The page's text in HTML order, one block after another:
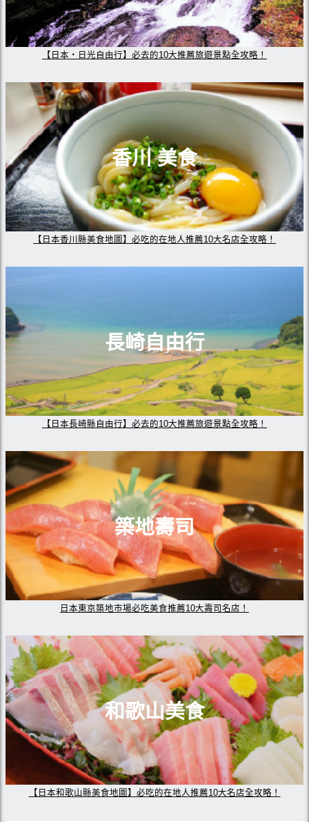
【日本・日光自由行】必去的10大推薦旅遊景點全攻略！
香川 美食
【日本香川縣美食地圖】必吃的在地人推薦10大名店全攻略！
長崎自由行
【日本長崎縣自由行】必去的10大推薦旅遊景點全攻略！
築地壽司
日本東京築地市場必吃美食推薦10大壽司名店！
和歌山美食
【日本和歌山縣美食地圖】必吃的在地人推薦10大名店全攻略！